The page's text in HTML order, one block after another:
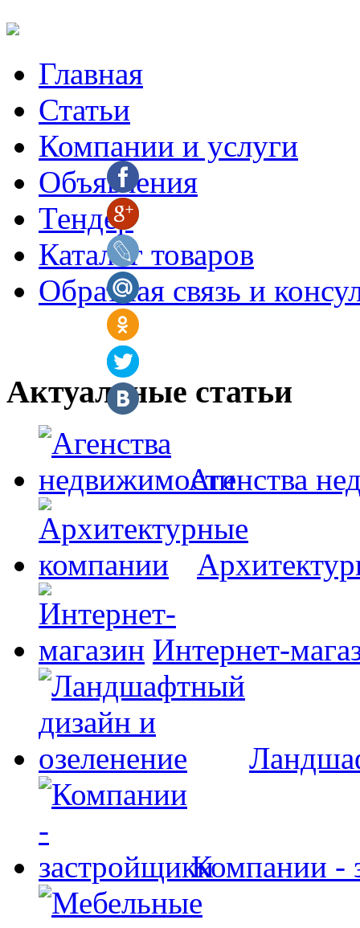
Главная
Статьи
Компании и услуги
Объявления
Тендер
Каталог товаров
Обратная связь и
Актуальные статьи
Агенства
Интернет-
Компании -